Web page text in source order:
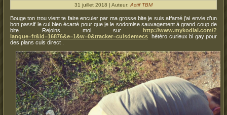
31 juillet 2018 | Auteur: Actif TBM
Bouge ton trou vient te faire enculer par ma grosse bite je suis affamé j’ai envie d’un
bon passif le cul bien écarté pour que je le sodomise sauvagement à grand coup de
bite. Rejoins moi sur http://www.mykodial.com/?
langue=fr&id=16876&e=1&w=0&tracker=culsdemecs hétéro curieux bi gay pour
des plans culs direct .